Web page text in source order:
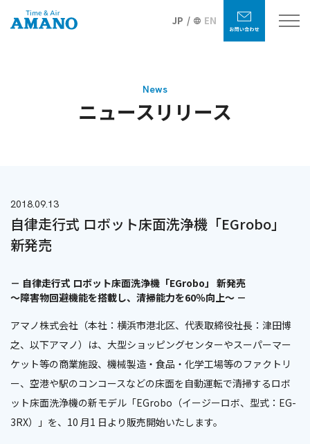
JP EN
News
ニュースリリース
2018.09.13
自律走行式 ロボット床面洗浄機「EGrobo」
新発売
－ 自律走行式 ロボット床面洗浄機「EGrobo」 新発売
～障害物回避機能を搭載し、清掃能力を60％向上～ －
アマノ株式会社（本社：横浜市港北区、代表取締役社長：津田博
之、以下アマノ）は、大型ショッピングセンターやスーパーマー
ケット等の商業施設、機械製造・食品・化学工場等のファクトリ
ー、空港や駅のコンコースなどの床面を自動運転で清掃するロボ
ット床面洗浄機の新モデル「EGrobo（イージーロボ、型式：EG-
3RX）」を、10 月1 日より販売開始いたします。